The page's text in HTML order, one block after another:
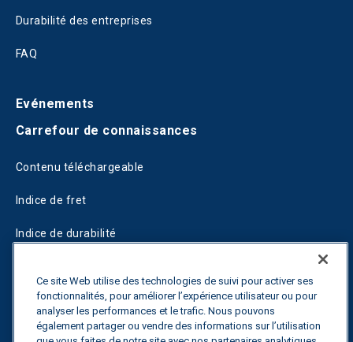
Durabilité des entreprises
FAQ
Evénements
Carrefour de connaissances
Contenu téléchargeable
Indice de fret
Indice de durabilité
Guides
Fuel Savings Calculator
Ce site Web utilise des technologies de suivi pour activer ses
fonctionnalités, pour améliorer l’expérience utilisateur ou pour
analyser les performances et le trafic. Nous pouvons
également partager ou vendre des informations sur l’utilisation